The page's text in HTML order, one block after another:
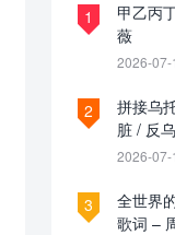
1
甲乙丙
薇
2026-07-
2
拼接乌
脏 / 反
过夏天
2026-07-
3
全世界
歌词 –